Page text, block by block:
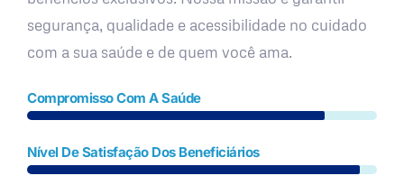
segurança, qualidade e acessibilidade no cuidado
com a sua saúde e de quem você ama.
Compromisso Com A Saúde
Nível De Satisfação Dos Beneficiários